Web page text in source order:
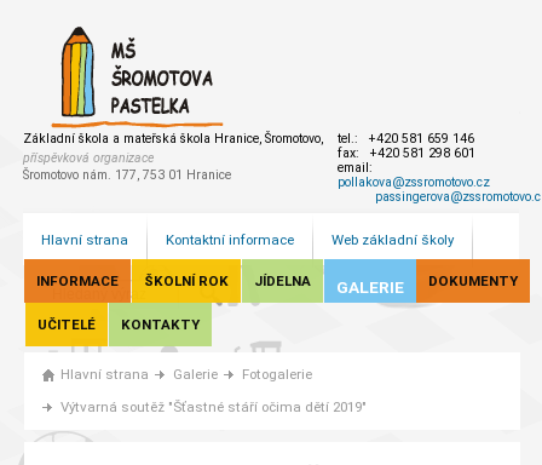
Základní škola a mateřská škola Hranice, Šromotovo,
příspěvková organizace
Šromotovo nám. 177, 753 01 Hranice
tel.: +420 581 659 146
fax: +420 581 298 601
email:
pollakova@zssromotovo.cz
Hlavní strana Kontaktní informace Web základní školy
INFORMACE ŠKOLNÍ ROK JÍDELNA GALERIE DOKUMENTY
UČITELÉ KONTAKTY
Hlavní strana Galerie
Fotogalerie
Výtvarná soutěž "Šťastné stáří očima dětí 2019"